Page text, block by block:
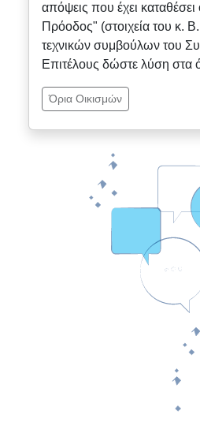
απόψεις που έχει
Πρόοδος" (στοιχεία του κ.
τεχνικών συμβούλων του
Επιτέλους δώστε λύση στα
Όρια Οικισμών